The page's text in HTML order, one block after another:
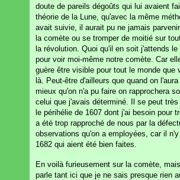
doute de pareils dégoûts qui lui avaient
théorie de la Lune, qu'avec la même
avait suivie, il aurait pu ne jamais
la comète ou se tromper de moitié sur
la révolution. Quoi qu'il en soit j'attends
pour voir moi-même notre comète. Car
guère être visible pour tout le monde que
là. Peut-être d'ailleurs que quand on
mieux qu'on n'a pu faire on rapprochera
celui que j'avais déterminé. Il se peut
le périhélie de 1607 dont j'ai besoin pour
a été trop rapproché de nous par la
observations qu'on a employées, car il
1682 qui aient été bien faites.
En voilà furieusement sur la comète,
parle tant ici que je ne sais presque rien